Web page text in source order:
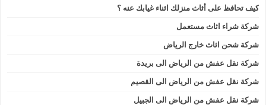
كيف تحافظ على أثاث منزلك اثناء غيابك عنه ؟
شركة شراء اثاث مستعمل
شركة شحن اثاث خارج الرياض
شركة نقل عفش من الرياض الى بريدة
شركة نقل عفش من الرياض الى القصيم
شركة نقل عفش من الرياض الى الجبيل